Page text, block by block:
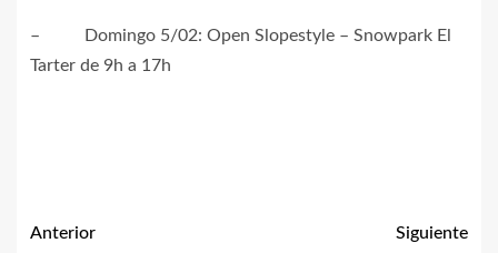
– Domingo 5/02: Open Slopestyle – Snowpark El
Tarter de 9h a 17h
Anterior
Siguiente